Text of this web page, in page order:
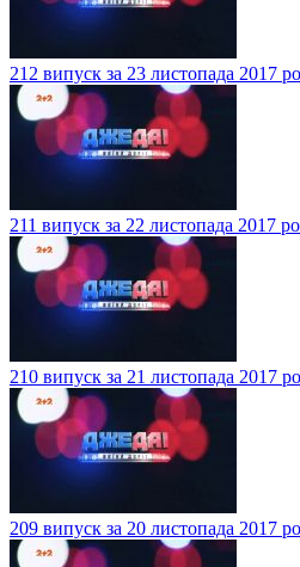
212 випуск за 23 листопада 2017
211 випуск за 22 листопада 2017
210 випуск за 21 листопада 2017
209 випуск за 20 листопада 2017